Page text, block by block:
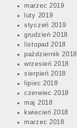
marzec 2019
luty 2019
styczeń 2019
grudzień 2018
listopad 2018
październik 2018
wrzesień 2018
sierpień 2018
lipiec 2018
czerwiec 2018
maj 2018
kwiecień 2018
marzec 2018